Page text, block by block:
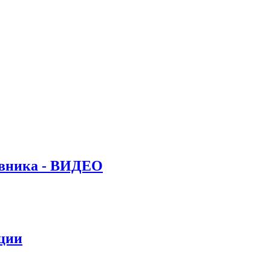
- ВИДЕО